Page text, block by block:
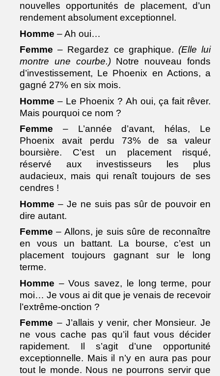
nouvelles opportunités de placement, d’un
rendement absolument exceptionnel.
Homme – Ah oui…
Femme – Regardez ce graphique. (Elle lui
montre une courbe.) Notre nouveau fonds
d’investissement, Le Phoenix en Actions, a
gagné 27% en six mois.
Homme – Le Phoenix ? Ah oui, ça fait rêver.
Mais pourquoi ce nom ?
Femme – L’année d’avant, hélas, Le
Phoenix avait perdu 73% de sa valeur
boursière. C’est un placement risqué,
réservé aux investisseurs les plus
audacieux, mais qui renaît toujours de ses
cendres !
Homme – Je ne suis pas sûr de pouvoir en
dire autant.
Femme – Allons, je suis sûre de reconnaître
en vous un battant. La bourse, c’est un
placement toujours gagnant sur le long
terme.
Homme – Vous savez, le long terme, pour
moi… Je vous ai dit que je venais de recevoir
l’extrême-onction ?
Femme – J’allais y venir, cher Monsieur. Je
ne vous cache pas qu’il faut vous décider
rapidement. Il s’agit d’une opportunité
exceptionnelle. Mais il n’y en aura pas pour
tout le monde. Nous ne pourrons servir que